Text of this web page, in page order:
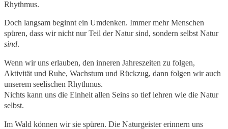
Rhythmus.
Doch langsam beginnt ein Umdenken. Immer mehr Menschen
spüren, dass wir nicht nur Teil der Natur sind, sondern selbst Natur
sind.
Wenn wir uns erlauben, den inneren Jahreszeiten zu folgen,
Aktivität und Ruhe, Wachstum und Rückzug, dann folgen wir auch
unserem seelischen Rhythmus.
Nichts kann uns die Einheit allen Seins so tief lehren wie die Natur
selbst.
Im Wald können wir sie spüren. Die Naturgeister erinnern uns